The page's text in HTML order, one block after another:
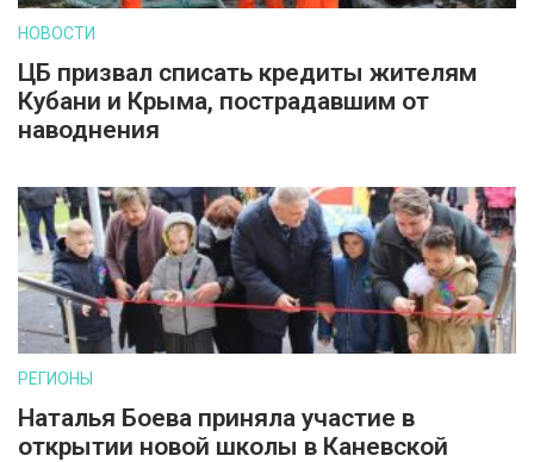
НОВОСТИ
ЦБ призвал списать кредиты жителям
Кубани и Крыма, пострадавшим от
наводнения
РЕГИОНЫ
Наталья Боева приняла участие в
открытии новой школы в Каневской